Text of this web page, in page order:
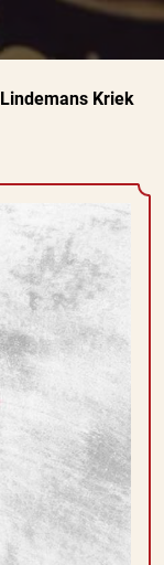
Lindemans Kriek